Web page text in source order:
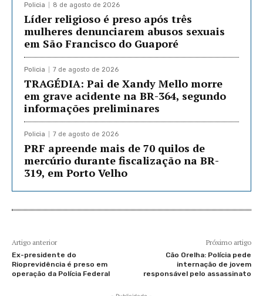
Policia 8 de agosto de 2026
Líder religioso é preso após três
mulheres denunciarem abusos sexuais
em São Francisco do Guaporé
Policia 7 de agosto de 2026
TRAGÉDIA: Pai de Xandy Mello morre
em grave acidente na BR-364, segundo
informações preliminares
Policia 7 de agosto de 2026
PRF apreende mais de 70 quilos de
mercúrio durante fiscalização na BR-
319, em Porto Velho
Artigo anterior
Ex-presidente do
Rioprevidência é preso em
operação da Polícia Federal
Próximo artigo
Cão Orelha: Polícia pede
internação de jovem
responsável pelo assassinato